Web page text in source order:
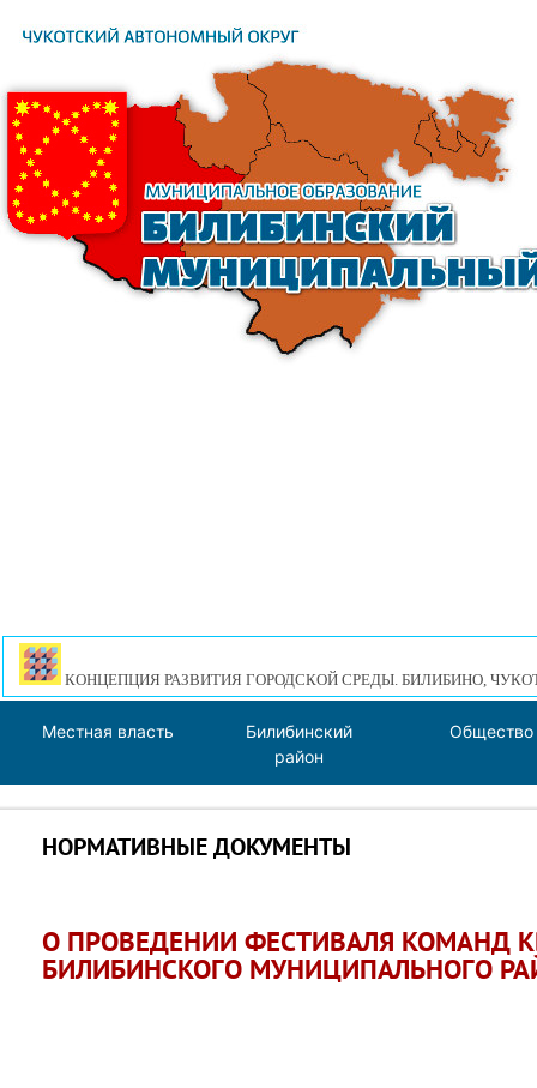
КОНЦЕПЦИЯ РАЗВИТИЯ ГОРОДСКОЙ СРЕДЫ. БИЛИБИНО,
Местная власть
Билибинский
район
Общество
НОРМАТИВНЫЕ ДОКУМЕНТЫ
О ПРОВЕДЕНИИ ФЕСТИВАЛЯ КОМАНД
БИЛИБИНСКОГО МУНИЦИПАЛЬНОГО